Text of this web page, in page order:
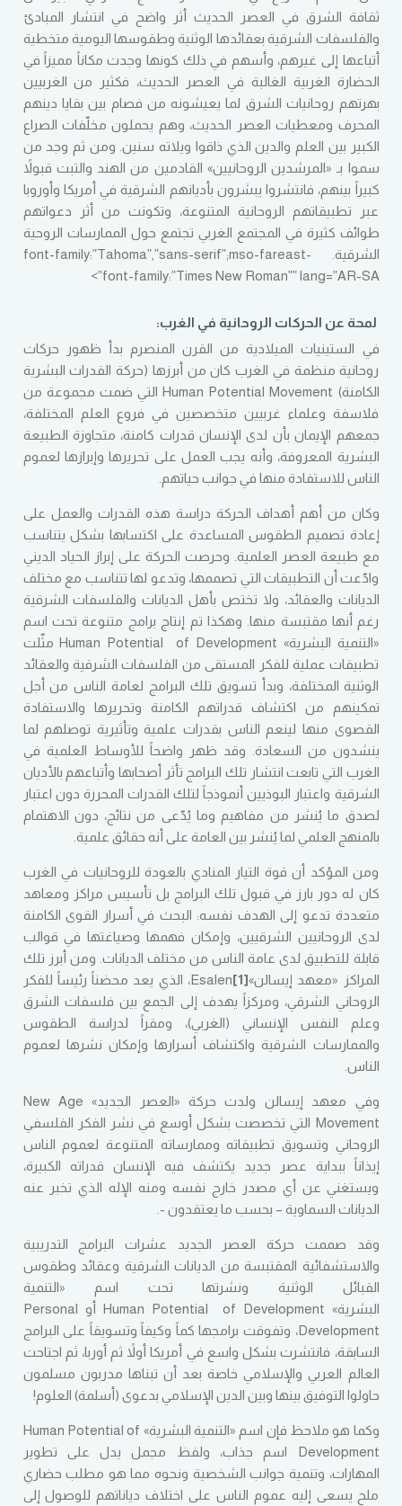
ثقافة الشرق في العصر الحديث أثر واضح في انتشار المبادئ
والفلسفات الشرقية بعقائدها الوثنية وطقوسها اليومية متخطية
أتباعها إلى غيرهم، وأسهم في ذلك كونها وجدت مكاناً مميزاً في
الحضارة الغربية الغالبة في العصر الحديث، فكثير من الغربيين
بهرتهم روحانيات الشرق لما يعيشونه من فصام بين بقايا دينهم
المحرف ومعطيات العصر الحديث، وهم يحملون مخلّفات الصراع
الكبير بين العلم والدين الذي ذاقوا ويلاته سنين. ومن ثم وجد من
سموا بـ «المرشدين الروحانيين» القادمين من الهند والتبت قبولاً
كبيراً بينهم، فانتشروا يبشرون بأديانهم الشرقية في أمريكا وأوروبا
عبر تطبيقاتهم الروحانية المتنوعة، وتكونت من أثر دعواتهم
طوائف كثيرة في المجتمع الغربي تجتمع حول الممارسات الروحية
الشرقية. font-family:”Tahoma”,”sans-serif”;mso-fareast-
font-family:”Times New Roman”” lang=”AR-SA”>
لمحة عن الحركات الروحانية في الغرب:
في الستينيات الميلادية من القرن المنصرم بدأ ظهور حركات
روحانية منظمة في الغرب كان من أبرزها (حركة القدرات البشرية
الكامنة) Human Potential Movement التي ضمت مجموعة من
فلاسفة وعلماء غربيين متخصصين في فروع العلم المختلفة،
جمعهم الإيمان بأن لدى الإنسان قدرات كامنة، متجاوزة الطبيعة
البشرية المعروفة، وأنه يجب العمل على تحريرها وإبرازها لعموم
الناس للاستفادة منها في جوانب حياتهم.
وكان من أهم أهداف الحركة دراسة هذه القدرات والعمل على
إعادة تصميم الطقوس المساعدة على اكتسابها بشكل يتناسب
مع طبيعة العصر العلمية. وحرصت الحركة على إبراز الحياد الديني
وادّعت أن التطبيقات التي تصممها، وتدعو لها تتناسب مع مختلف
الديانات والعقائد، ولا تختص بأهل الديانات والفلسفات الشرقية
رغم أنها مقتبسة منها. وهكذا تم إنتاج برامج متنوعة تحت اسم
«التنمية البشرية» Human Potential of Development مثّلت
تطبيقات عملية للفكر المستقى من الفلسفات الشرقية والعقائد
الوثنية المختلفة، وبدأ تسويق تلك البرامج لعامة الناس من أجل
تمكينهم من اكتشاف قدراتهم الكامنة وتحريرها والاستفادة
القصوى منها لينعم الناس بقدرات علمية وتأثيرية توصلهم لما
ينشدون من السعادة. وقد ظهر واضحاً للأوساط العلمية في
الغرب التي تابعت انتشار تلك البرامج تأثر أصحابها وأتباعهم بالأديان
الشرقية واعتبار البوذيين أنموذجاً لتلك القدرات المحررة دون اعتبار
لصدق ما يُنشر من مفاهيم وما يُدّعى من نتائج، دون الاهتمام
بالمنهج العلمي لما يُنشر بين العامة على أنه حقائق علمية.
ومن المؤكد أن قوة التيار المنادي بالعودة للروحانيات في الغرب
كان له دور بارز في قبول تلك البرامج بل تأسيس مراكز ومعاهد
متعددة تدعو إلى الهدف نفسه: البحث في أسرار القوى الكامنة
لدى الروحانيين الشرقيين، وإمكان فهمها وصياغتها في قوالب
قابلة للتطبيق لدى عامة الناس من مختلف الديانات. ومن أبرز تلك
المراكز «معهد إيسالن»Esalen[1]
، الذي يعد محضناً رئيساً للفكر
الروحاني الشرقي، ومركزاً يهدف إلى الجمع بين فلسفات الشرق
وعلم النفس الإنساني (الغربي)، ومقراً لدراسة الطقوس
والممارسات الشرقية واكتشاف أسرارها وإمكان نشرها لعموم
الناس.
وفي معهد إيسالن ولدت حركة «العصر الجديد» New Age
Movement التي تخصصت بشكل أوسع في نشر الفكر الفلسفي
الروحاني وتسويق تطبيقاته وممارساته المتنوعة لعموم الناس
إيذاناً ببداية عصر جديد يكتشف فيه الإنسان قدراته الكبيرة،
ويستغني عن أي مصدر خارج نفسه ومنه الإله الذي تخبر عنه
الديانات السماوية – بحسب ما يعتقدون -.
وقد صممت حركة العصر الجديد عشرات البرامج التدريبية
والاستشفائية المقتبسة من الديانات الشرقية وعقائد وطقوس
القبائل الوثنية ونشرتها تحت اسم «التنمية
البشرية» Human Potential of Development أو Personal
Development، وتفوقت برامجها كماً وكيفاً وتسويقاً على البرامج
السابقة، فانتشرت بشكل واسع في أمريكا أولاً ثم أوربا، ثم اجتاحت
العالم العربي والإسلامي خاصة بعد أن تبناها مدربون مسلمون
حاولوا التوفيق بينها وبين الدين الإسلامي بدعوى (أسلمة) العلوم!
وكما هو ملاحظ فإن اسم «التنمية البشرية» Human Potential of
Development اسم جذاب، ولفظ مجمل يدل على تطوير
المهارات، وتنمية جوانب الشخصية ونحوه مما هو مطلب حضاري
ملح يسعى إليه عموم الناس على اختلاف دياناتهم للوصول إلى